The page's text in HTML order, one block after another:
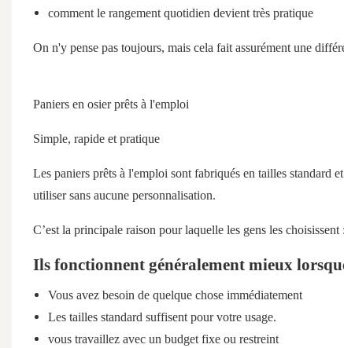
comment le rangement quotidien devient très pratique
On n'y pense pas toujours, mais cela fait assurément une
Paniers en osier prêts à l'emploi
Simple, rapide et pratique
Les paniers prêts à l'emploi sont fabriqués en tailles standard
utiliser sans aucune personnalisation.
C’est la principale raison pour laquelle les gens les
Ils fonctionnent généralement mieux
Vous avez besoin de quelque chose immédiatement
Les tailles standard suffisent pour votre usage.
vous travaillez avec un budget fixe ou restreint